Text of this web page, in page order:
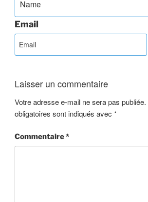
Email
Laisser un commentaire
Votre adresse e-mail ne sera pas publiée.
obligatoires sont indiqués avec *
Commentaire*